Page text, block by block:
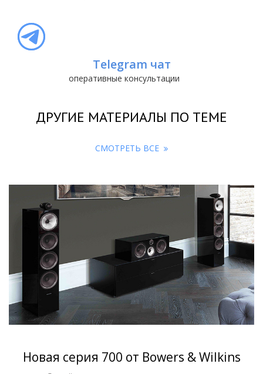
ДРУГИЕ МАТЕРИАЛЫ ПО ТЕМЕ
СМОТРЕТЬ ВСЕ
Новая серия 700 от Bowers & Wilkins
Telegram чат
оперативные консультации